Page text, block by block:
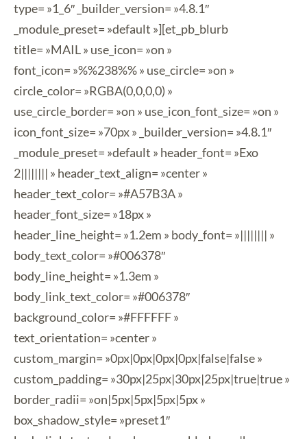
type= »1_6″ _builder_version= »4.8.1″
_module_preset= »default »][et_pb_blurb
title= »MAIL » use_icon= »on »
font_icon= »%%238%% » use_circle= »on »
circle_color= »RGBA(0,0,0,0) »
use_circle_border= »on » use_icon_font_size= »on »
icon_font_size= »70px » _builder_version= »4.8.1″
_module_preset= »default » header_font= »Exo
2|||||||| » header_text_align= »center »
header_text_color= »#A57B3A »
header_font_size= »18px »
header_line_height= »1.2em » body_font= »|||||||| »
body_text_color= »#006378″
body_line_height= »1.3em »
body_link_text_color= »#006378″
background_color= »#FFFFFF »
text_orientation= »center »
custom_margin= »0px|0px|0px|0px|false|false »
custom_padding= »30px|25px|30px|25px|true|true »
border_radii= »on|5px|5px|5px|5px »
box_shadow_style= »preset1″